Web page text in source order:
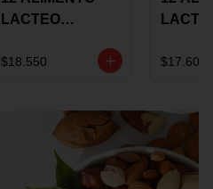
LACTEO
ALQUERIA
$18.550 $17.600